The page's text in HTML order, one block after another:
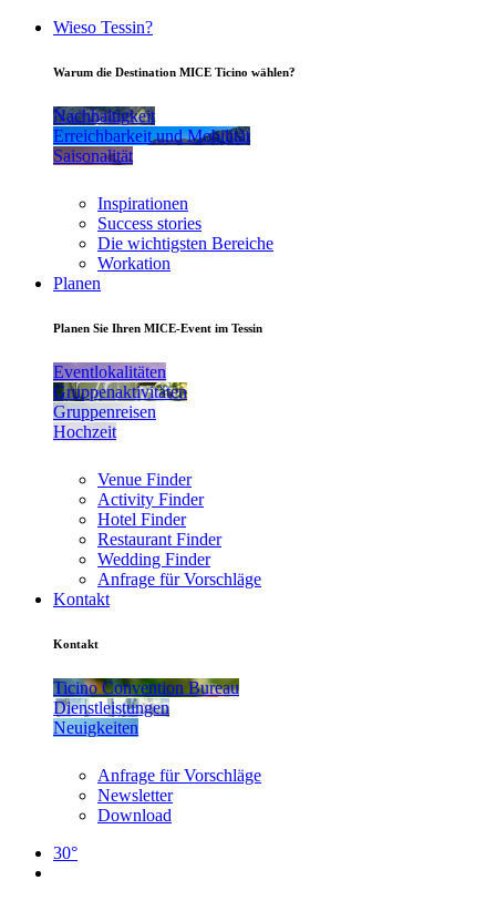
Wieso Tessin?
Warum die Destination MICE Ticino wählen?
Nachhaltigkeit
Erreichbarkeit und Mobilität
Saisonalität
Inspirationen
Success stories
Die wichtigsten Bereiche
Workation
Planen
Planen Sie Ihren MICE-Event im Tessin
Eventlokalitäten
Gruppenaktivitäten
Gruppenreisen
Hochzeit
Venue Finder
Activity Finder
Hotel Finder
Restaurant Finder
Wedding Finder
Anfrage für Vorschläge
Kontakt
Kontakt
Ticino Convention Bureau
Dienstleistungen
Neuigkeiten
Anfrage für Vorschläge
Newsletter
Download
30°